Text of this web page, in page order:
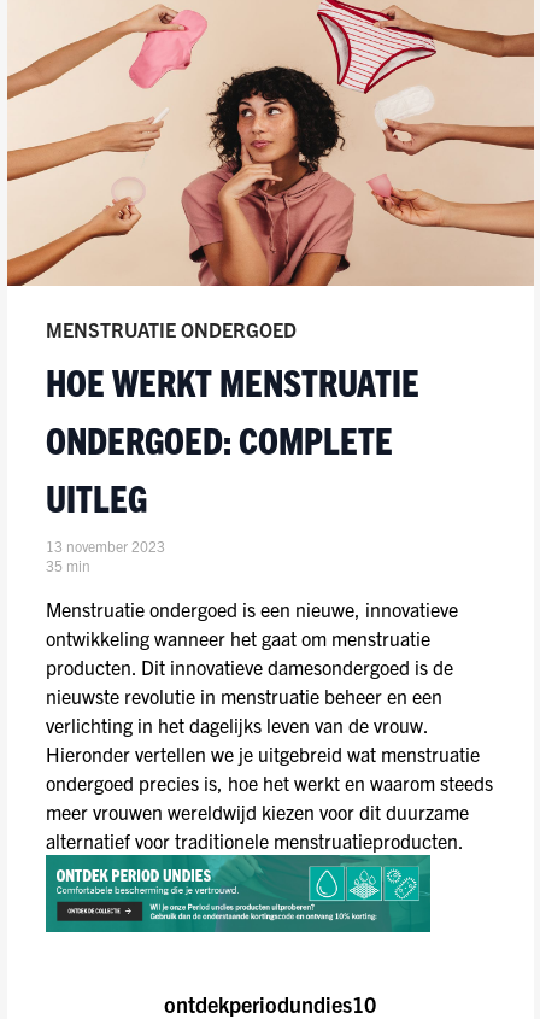
MENSTRUATIE ONDERGOED
HOE WERKT MENSTRUATIE
ONDERGOED: COMPLETE
UITLEG
13 november 2023
35 min
Menstruatie ondergoed is een nieuwe, innovatieve
ontwikkeling wanneer het gaat om menstruatie
producten. Dit innovatieve damesondergoed is de
nieuwste revolutie in menstruatie beheer en een
verlichting in het dagelijks leven van de vrouw.
Hieronder vertellen we je uitgebreid wat menstruatie
ondergoed precies is, hoe het werkt en waarom steeds
meer vrouwen wereldwijd kiezen voor dit duurzame
alternatief voor traditionele menstruatieproducten.
ontdekperiodundies10